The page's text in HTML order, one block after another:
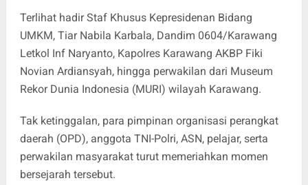
Terlihat hadir Staf Khusus Kepresidenan Bidang
UMKM, Tiar Nabila Karbala, Dandim 0604/Karawang
Letkol Inf Naryanto, Kapolres Karawang AKBP Fiki
Novian Ardiansyah, hingga perwakilan dari Museum
Rekor Dunia Indonesia (MURI) wilayah Karawang.
Tak ketinggalan, para pimpinan organisasi perangkat
daerah (OPD), anggota TNI-Polri, ASN, pelajar, serta
perwakilan masyarakat turut memeriahkan momen
bersejarah tersebut.